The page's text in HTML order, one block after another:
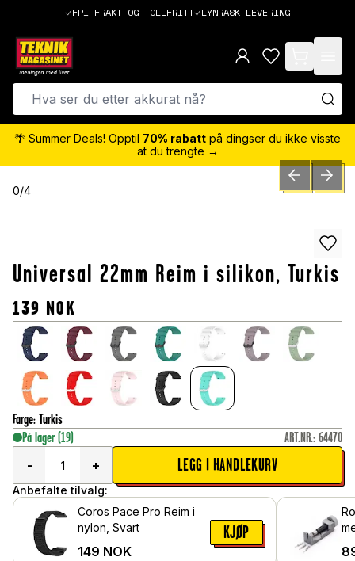
FRI FRAKT OG TOLLFRITT LYNRASK LEVERING
items in cart,
🌴 Summer Deals! Opptil 70% rabatt på dingser du ikke visste
at du trengte →
0/4 PREVIOUSNEXT
Universal 22mm Reim i silikon, Turkis
139 NOK
Farge: Turkis
På lager (19) ART.NR.: 64470
-
+ LEGG I HANDLEKURV
Anbefalte tilvalg:
Coros Pace Pro Reim i
nylon, Svart
149 NOK
KJØP